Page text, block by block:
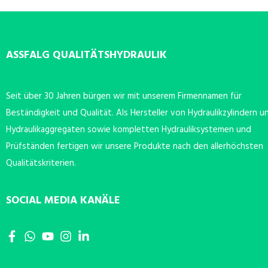
ASSFALG QUALITÄTSHYDRAULIK
Seit über 30 Jahren bürgen wir mit unserem Firmennamen für
Beständigkeit und Qualität. Als Hersteller von Hydraulikzylindern
Hydraulikaggregaten sowie kompletten Hydrauliksystemen und
Prüfständen fertigen wir unsere Produkte nach den allerhöchsten
Qualitätskriterien.
SOCIAL MEDIA KANÄLE